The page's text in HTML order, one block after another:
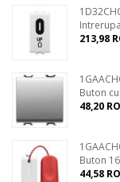
213,98
Buton
48,20
Buton
44,58